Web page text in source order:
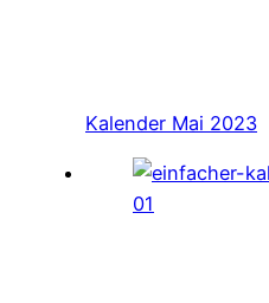
Kalender Mai 2023